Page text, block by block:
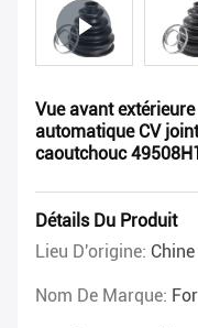
Vue avant
automatique CV
caoutchouc
Détails Du Produit
Lieu D'origine: Chine
Nom De Marque: